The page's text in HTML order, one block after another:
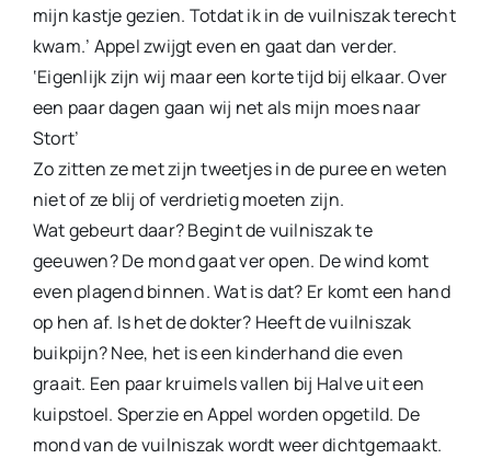
mijn kastje gezien. Totdat ik in de vuilniszak terecht
kwam.’ Appel zwijgt even en gaat dan verder.
‘Eigenlijk zijn wij maar een korte tijd bij elkaar. Over
een paar dagen gaan wij net als mijn moes naar
Stort’
Zo zitten ze met zijn tweetjes in de puree en weten
niet of ze blij of verdrietig moeten zijn.
Wat gebeurt daar? Begint de vuilniszak te
geeuwen? De mond gaat ver open. De wind komt
even plagend binnen. Wat is dat? Er komt een hand
op hen af. Is het de dokter? Heeft de vuilniszak
buikpijn? Nee, het is een kinderhand die even
graait. Een paar kruimels vallen bij Halve uit een
kuipstoel. Sperzie en Appel worden opgetild. De
mond van de vuilniszak wordt weer dichtgemaakt.